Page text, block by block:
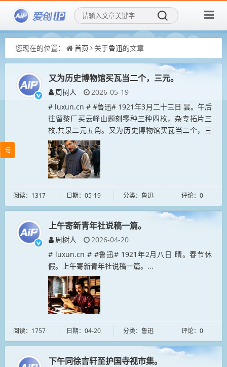
您现在的位置： 首页 关于鲁迅的文章
又为历史博物馆买瓦当二个，三元。
周树人
2026-05-19
# luxun.cn # #鲁迅# 1921年3月二十三日 昙。午后
往留黎厂买云峰山题刻零种三种四枚，杂专拓片三
枚,共泉二元五角。又为历史博物馆买瓦当二个，三
元。夜微雪。...
阅读：1317 日期：05-19 分类：鲁迅 评论：0
上午寄新青年社说稿一篇。
周树人
2026-04-20
# luxun.cn # #鲁迅# 1921年2月八日 晴。春节休
假。上午寄新青年社说稿一篇。...
阅读：1757 日期：04-20 分类：鲁迅 评论：0
下午同徐吉轩至护国寺视市集。